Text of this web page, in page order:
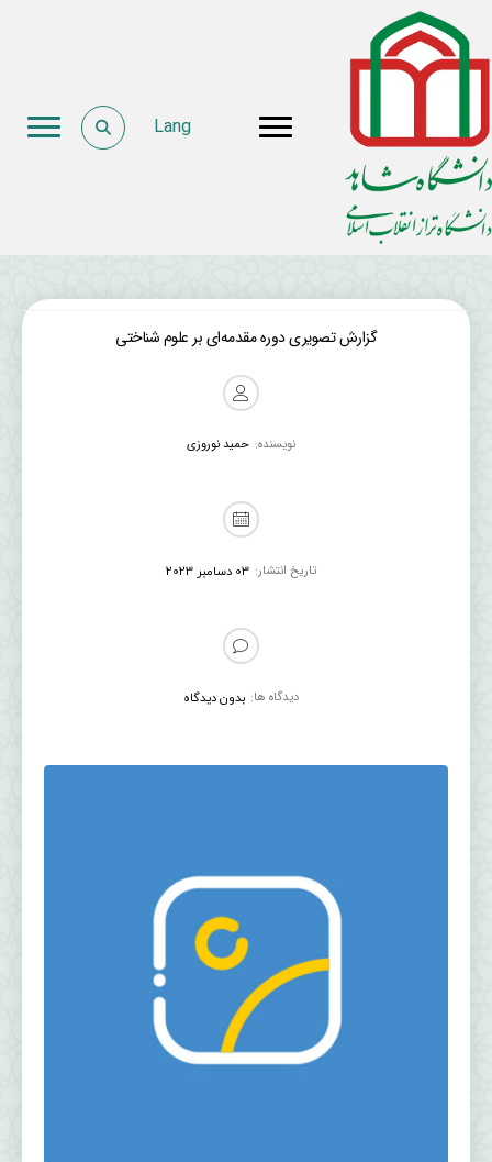
Lang
گزارش تصویری دوره مقدمه‌ای بر علوم شناختی
نویسنده: حمید نوروزی
تاریخ انتشار: 03 دسامبر 2023
دیدگاه ها: بدون دیدگاه